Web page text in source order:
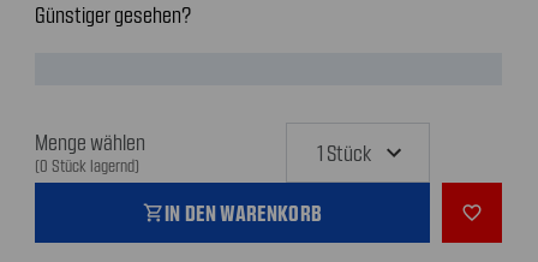
Günstiger gesehen?
Menge wählen
(0 Stück lagernd)
shopping_cartIN DEN WARENKORB favorite_outline